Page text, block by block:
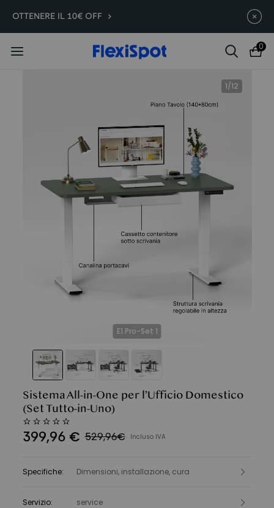
E7 Plus -200€ | A partire da
399,99€
: 20
0
1/12
E1 Pro-Set 1
Sistema All-in-One per l’Ufficio Domestico
(Set Tutto-in-Uno)
399,96 € 529,96€ Incluso IVA
Specifiche: Dimensioni, installazione, cura
Servizio: service
OTTENERE IL 10€ OFF